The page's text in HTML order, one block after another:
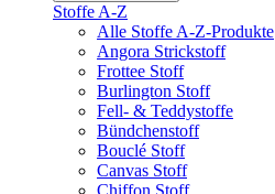
Stoffe A-Z
Alle Stoffe A-Z-Produkte
Angora Strickstoff
Frottee Stoff
Burlington Stoff
Fell- & Teddystoffe
Bündchenstoff
Bouclé Stoff
Canvas Stoff
Chiffon Stoff